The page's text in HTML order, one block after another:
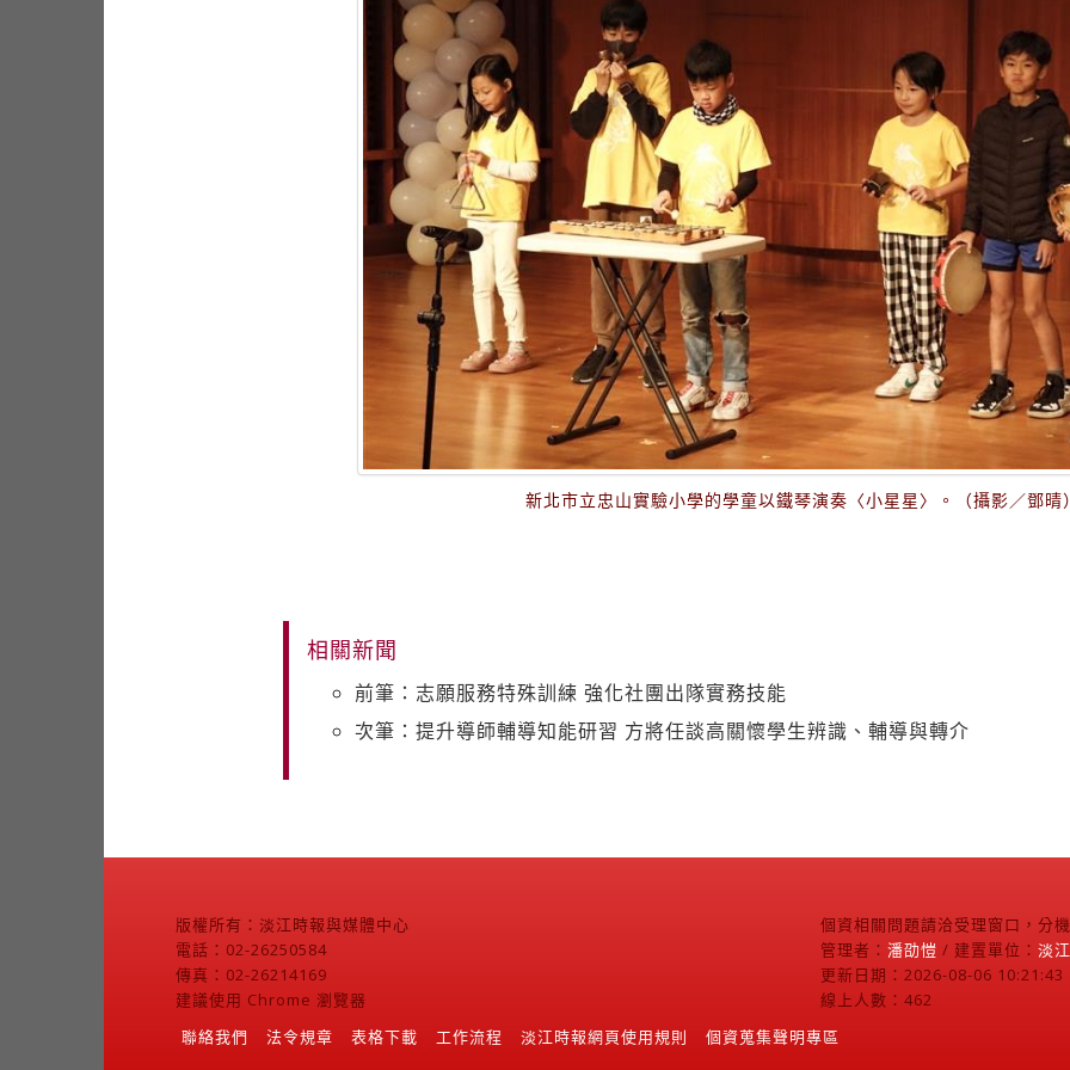
新北市立忠山實驗小學的學童以鐵琴演奏〈小星星〉。（攝影／鄧晴
相關新聞
前筆：志願服務特殊訓練 強化社團出隊實務技能
次筆：提升導師輔導知能研習 方將任談高關懷學生辨識、輔導與轉介
版權所有：淡江時報與媒體中心
電話：02-26250584
傳真：02-26214169
建議使用 Chrome 瀏覽器
個資相關問題請洽受理窗口，分
管理者： 潘劭愷 / 建置單位： 淡
更新日期：2026-08-06 10:21:43
線上人數：462
聯絡我們
法令規章 表格下載 工作流程 淡江時報網頁使用規則 個資蒐集聲明專區